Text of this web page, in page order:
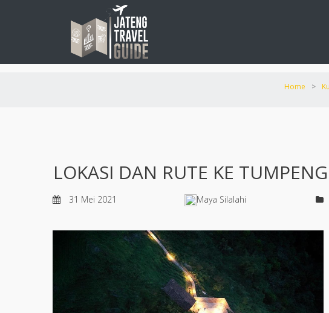
Home >
LOKASI DAN RUTE KE
31 Mei 2021 Maya Silalahi